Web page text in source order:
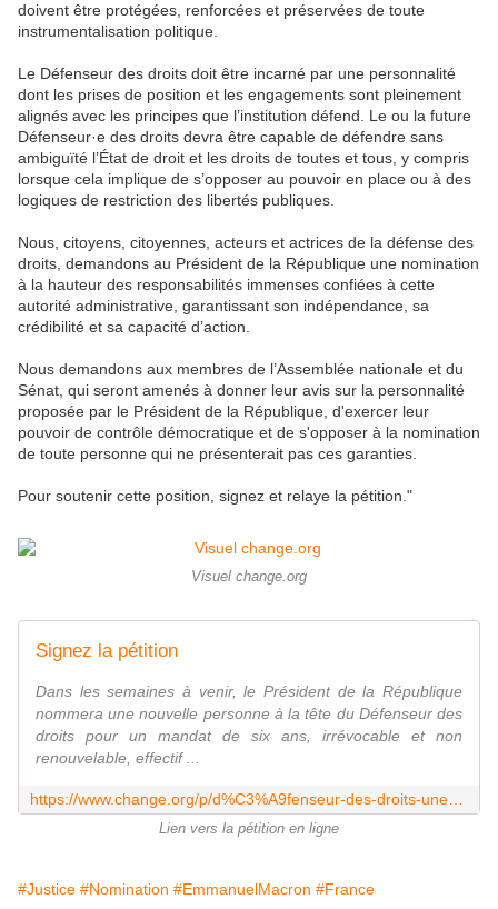
doivent être protégées, renforcées et préservées de toute
instrumentalisation politique.
Le Défenseur des droits doit être incarné par une personnalité
dont les prises de position et les engagements sont pleinement
alignés avec les principes que l’institution défend. Le ou la future
Défenseur·e des droits devra être capable de défendre sans
ambiguïté l’État de droit et les droits de toutes et tous, y compris
lorsque cela implique de s’opposer au pouvoir en place ou à des
logiques de restriction des libertés publiques.
Nous, citoyens, citoyennes, acteurs et actrices de la défense des
droits, demandons au Président de la République une nomination
à la hauteur des responsabilités immenses confiées à cette
autorité administrative, garantissant son indépendance, sa
crédibilité et sa capacité d’action.
Nous demandons aux membres de l’Assemblée nationale et du
Sénat, qui seront amenés à donner leur avis sur la personnalité
proposée par le Président de la République, d'exercer leur
pouvoir de contrôle démocratique et de s'opposer à la nomination
de toute personne qui ne présenterait pas ces garanties.
Pour soutenir cette position, signez et relaye la pétition."
Visuel change.org
Signez la pétition
Dans les semaines à venir, le Président de la République
nommera une nouvelle personne à la tête du Défenseur des
droits pour un mandat de six ans, irrévocable et non
renouvelable, effectif ...
Lien vers la pétition en ligne
#Justice #Nomination #EmmanuelMacron #France